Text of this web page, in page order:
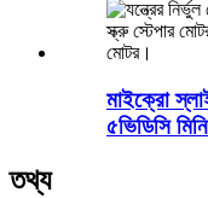
মাইক্রো
৫ভিডিসি
তথ্য